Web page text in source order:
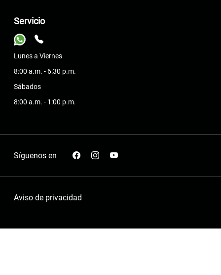
Servicio
Lunes a Viernes
8:00 a.m. - 6:30 p.m.
Sábados
8:00 a.m. - 1:00 p.m.
Síguenos en
Aviso de privacidad